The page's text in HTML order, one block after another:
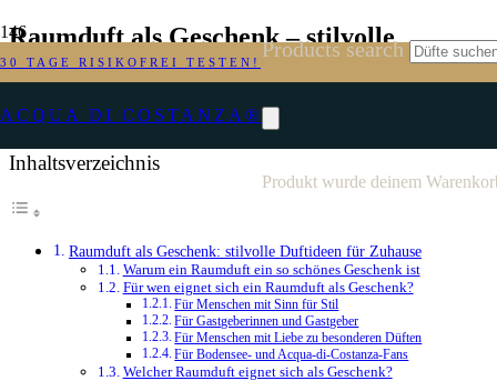
30 TAGE RISIKOFREI TESTEN!
ACQUA DI COSTANZA®
Products search
Produkt wurde deinem
Raumduft als Geschenk – stilvolle
Duftideen für Zuhause
Inhaltsverzeichnis
Raumduft als Geschenk: stilvolle Duftideen für Zuhause
Warum ein Raumduft ein so schönes Geschenk ist
Für wen eignet sich ein Raumduft als Geschenk?
Für Menschen mit Sinn für Stil
Für Gastgeberinnen und Gastgeber
Für Menschen mit Liebe zu besonderen Düften
Für Bodensee- und Acqua-di-Costanza-Fans
Welcher Raumduft eignet sich als Geschenk?